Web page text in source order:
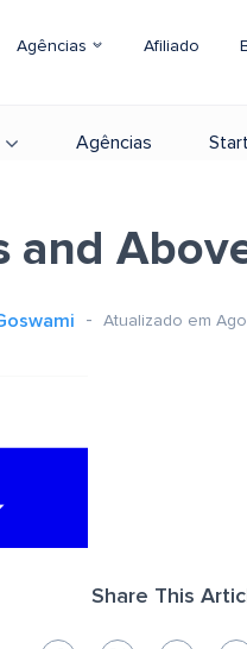
Agências Afiliado
Agências
and
Atualizado em
Share This